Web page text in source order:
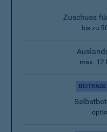
Zuschuss
bis zu
max. 12